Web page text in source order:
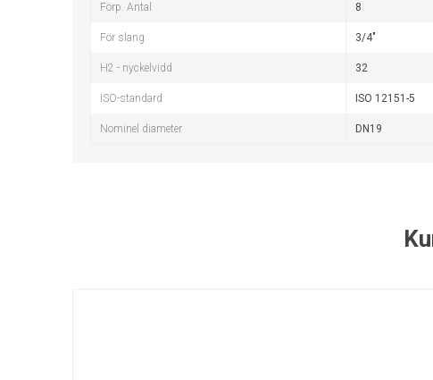
Förp. Antal 8
För slang 3/4"
H2 - nyckelvidd 32
ISO-standard ISO 12151-5
Nominel diameter DN19